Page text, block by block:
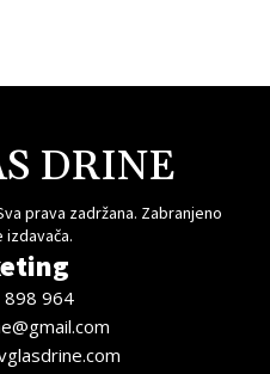
DRINE
prava zadržana. Zabranjeno
964